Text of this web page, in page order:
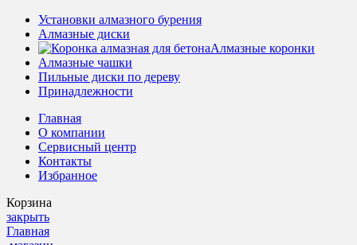
Установки алмазного бурения
Алмазные диски
Алмазные коронки
Алмазные чашки
Пильные диски по дереву
Принадлежности
Главная
О компании
Сервисный центр
Контакты
Избранное
Корзина
закрыть
Главная